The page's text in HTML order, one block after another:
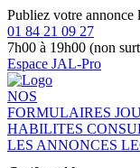
Publiez votre annonce
01 84 21 09 27
7h00 à 19h00 (non
Espace JAL-Pro
NOS
FORMULAIRES
HABILITES
LES ANNONCES